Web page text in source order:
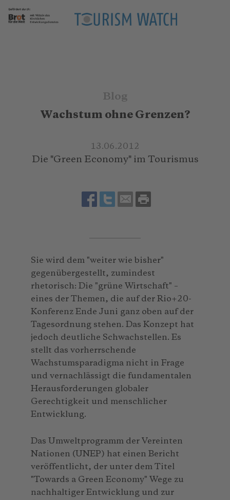
Blog
Wachstum ohne Grenzen?
13.06.2012
Die "Green Economy" im Tourismus
Sie wird dem "weiter wie bisher"
gegenübergestellt, zumindest
rhetorisch: Die "grüne Wirtschaft" –
eines der Themen, die auf der Rio+20-
Konferenz Ende Juni ganz oben auf der
Tagesordnung stehen. Das Konzept hat
jedoch deutliche Schwachstellen. Es
stellt das vorherrschende
Wachstumsparadigma nicht in Frage
und vernachlässigt die fundamentalen
Herausforderungen globaler
Gerechtigkeit und menschlicher
Entwicklung.
Das Umweltprogramm der Vereinten
Nationen (UNEP) hat einen Bericht
veröffentlicht, der unter dem Titel
"Towards a Green Economy" Wege zu
nachhaltiger Entwicklung und zur